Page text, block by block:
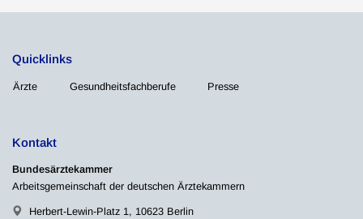
Quicklinks
Ärzte Gesundheitsfachberufe Presse
Kontakt
Bundesärztekammer
Arbeitsgemeinschaft der deutschen Ärztekammern
Herbert-Lewin-Platz 1, 10623 Berlin